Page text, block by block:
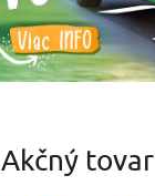
Akčný tovar